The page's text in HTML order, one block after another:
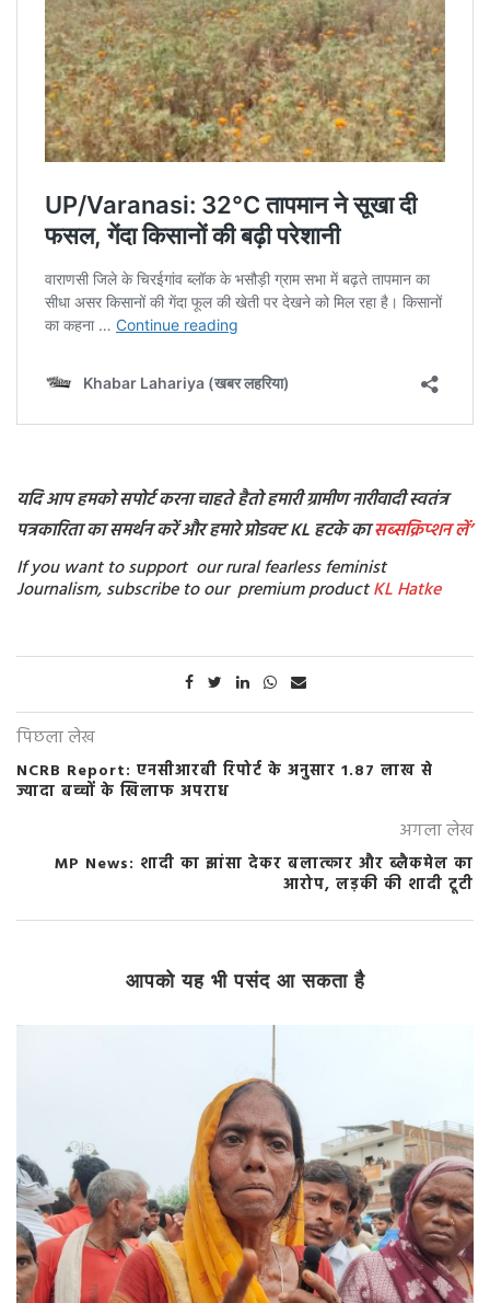
यदि आप हमको सपोर्ट करना चाहते हैतो हमारी ग्रामीण नारीवादी स्वतंत्र
पत्रकारिता का समर्थन करें और हमारे प्रोडक्ट KL हटके कासब्सक्रिप्शनलें’
If you want to support our rural fearless feminist
Journalism, subscribe to our premium productKL Hatke
पिछला लेख
NCRB Report: एनसीआरबी रिपोर्ट के अनुसार 1.87 लाख से
ज्यादा बच्चों के खिलाफ अपराध
अगला लेख
MP News: शादी का झांसा देकर बलात्कार और ब्लैकमेल का
आरोप, लड़की की शादी टूटी
आपको यह भी पसंद आ सकता है